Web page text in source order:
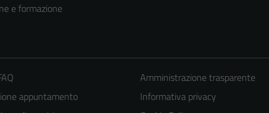
e formazione
appuntamento
Amministrazione trasparente
Informativa privacy